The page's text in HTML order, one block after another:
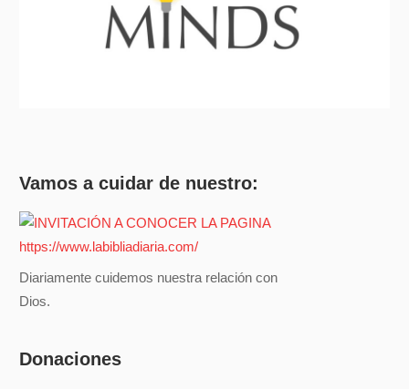
Vamos a cuidar de nuestro:
Diariamente cuidemos nuestra relación con
Dios.
Donaciones